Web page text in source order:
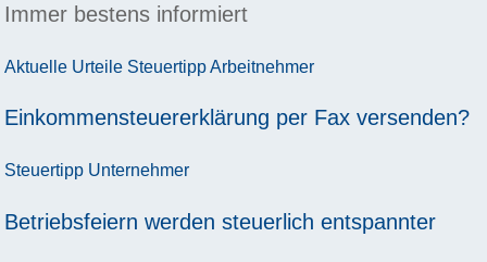
Immer bestens informiert
Aktuelle Urteile SteuertippArbeitnehmer
Einkommensteuererklärung per Fax versenden?
Steuertipp Unternehmer
Betriebsfeiern werden steuerlich entspannter